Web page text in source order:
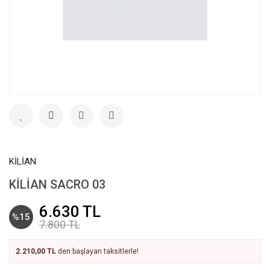
KİLİAN
KİLİAN SACRO 03
%15 6.630 TL
7.800 TL
2.210,00 TL den başlayan taksitlerle!